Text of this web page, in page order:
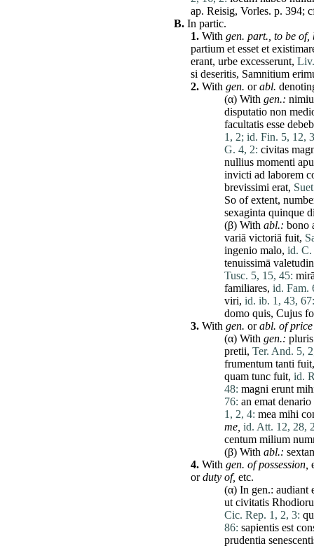
ap. Reisig, Vorles. p. 394;
B. In partic.
1. With gen. part., to be of,
partium et esset et
erant, urbe excesserunt,
si deseritis, Samnitium
2. With gen. orabl.
(α) With gen.:
disputatio non
facultatis esse
1, 2; id. Fin. 5, 12,
G. 4, 2: civitas
nullius momenti
invicti ad laborem
brevissimi erat,
So of extent,
sexaginta quinque
(β) With abl.: bono
variā victoriā fuit,
ingenio malo, id. C.
tenuissimā
Tusc. 5, 15, 45:
familiares, id. Fam.
viri, id. ib. 1, 43, 67:
domo quis, Cujus
3. With gen. orabl. of price
(α) With gen.: pluris
pretii, Ter. And. 5,
frumentum tanti fuit
quam tunc fuit, id.
48: magni erunt
76: an emat denario
1, 2, 4: mea mihi
me, id. Att. 12, 28,
centum milium
(β) With abl.:
4. With gen. ofpossession
orduty of, etc.
(α) In gen.: audiant
ut civitatis
Cic. Rep. 1, 2, 3:
86: sapientis est
prudentia